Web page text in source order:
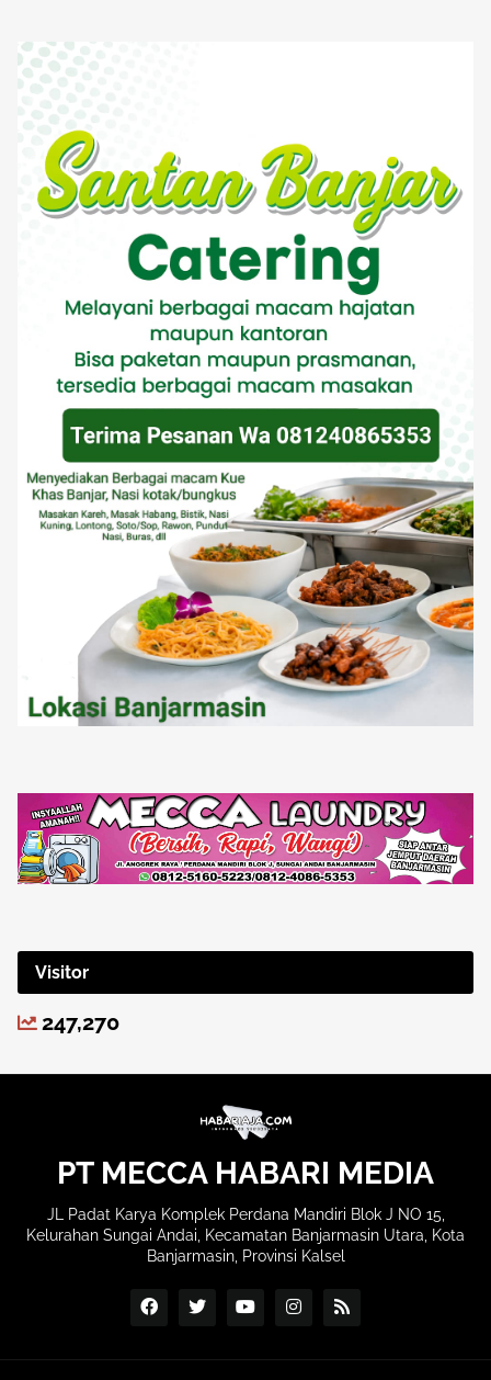
Visitor
247,270
PT MECCA HABARI MEDIA
JL Padat Karya Komplek Perdana Mandiri Blok J NO 15,
Kelurahan Sungai Andai, Kecamatan Banjarmasin Utara, Kota
Banjarmasin, Provinsi Kalsel